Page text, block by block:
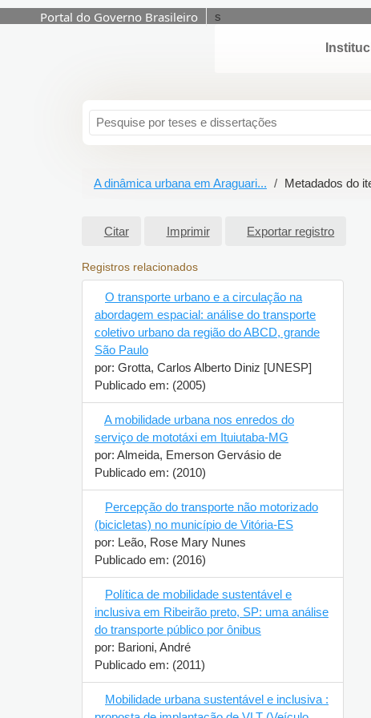
Portal do Governo Brasileiro
s
Pular para o conteúdo
A dinâmica urbana em Araguari... Metadados do
Citar Imprimir Exportar registro
Registros relacionados
O transporte urbano e a circulação na
abordagem espacial: análise do transporte
coletivo urbano da região do ABCD,
grande São Paulo
por: Grotta, Carlos Alberto Diniz [UNESP]
Publicado em: (2005)
A mobilidade urbana nos enredos do
serviço de mototáxi em Ituiutaba-MG
por: Almeida, Emerson Gervásio de
Publicado em: (2010)
Percepção do transporte não
motorizado (bicicletas) no município de
Vitória-ES
por: Leão, Rose Mary Nunes
Publicado em: (2016)
Política de mobilidade sustentável e
inclusiva em Ribeirão preto, SP: uma
análise do transporte público por ônibus
por: Barioni, André
Publicado em: (2011)